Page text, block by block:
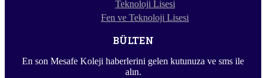
Teknoloji Lisesi
Fen ve Teknoloji Lisesi
BÜLTEN
En son Mesafe Koleji haberlerini gelen kutunuza ve sms ile
alın.